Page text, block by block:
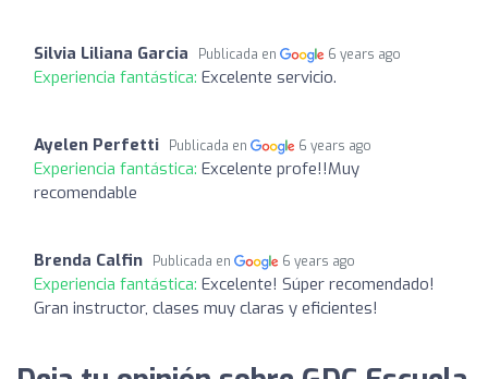
Silvia Liliana Garcia Publicada en 6 years ago
Experiencia fantástica: Excelente servicio.
Ayelen Perfetti Publicada en 6 years ago
Experiencia fantástica: Excelente profe!!Muy
recomendable
Brenda Calfin Publicada en 6 years ago
Experiencia fantástica: Excelente! Súper recomendado!
Gran instructor, clases muy claras y eficientes!